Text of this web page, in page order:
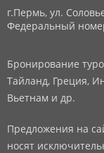
г.Пермь, ул.
Федеральный
Бронирование
Тайланд, Греция,
Вьетнам и др.
Предложения на
носят